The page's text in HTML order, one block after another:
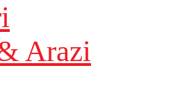
Arazi